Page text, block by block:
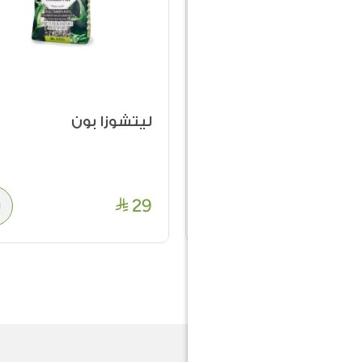
ليتشوزا بون
29